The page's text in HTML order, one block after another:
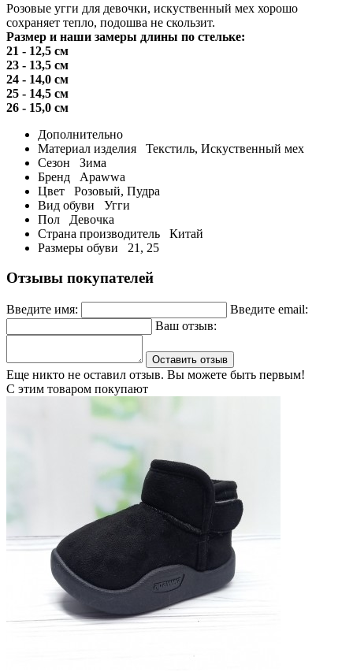
Розовые угги для девочки, искуственный мех хорошо
сохраняет тепло, подошва не скользит.
Размер и наши замеры длины по стельке:
21 - 12,5 см
23 - 13,5 см
24 - 14,0 см
25 - 14,5 см
26 - 15,0 см
Дополнительно
Материал изделия
Текстиль, Искуственный мех
Сезон
Зима
Бренд
Apawwa
Цвет
Розовый, Пудра
Вид обуви
Угги
Пол
Девочка
Страна производитель
Китай
Размеры обуви
21, 25
Отзывы покупателей
Введите имя:
Введите email:
Ваш отзыв:
Оставить отзыв
Еще никто не оставил отзыв. Вы можете быть первым!
С этим товаром покупают